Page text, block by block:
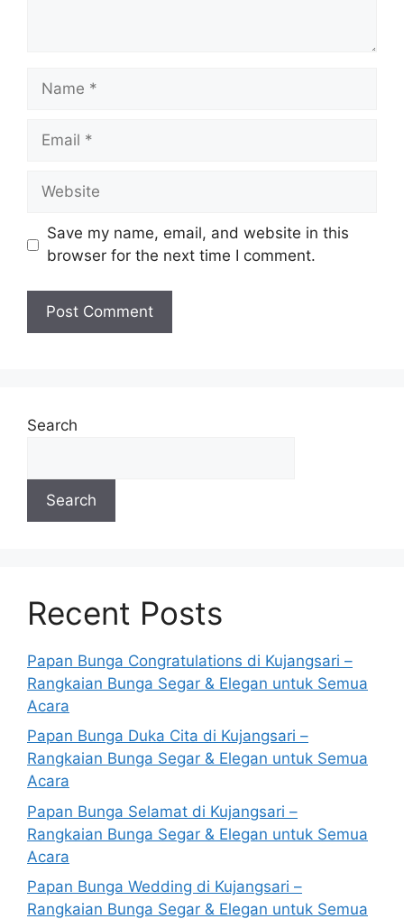
Save my name, email, and website in this
browser for the next time I comment.
Search
Search
Recent Posts
Papan Bunga Congratulations di Kujangsari –
Rangkaian Bunga Segar & Elegan untuk Semua
Acara
Papan Bunga Duka Cita di Kujangsari –
Rangkaian Bunga Segar & Elegan untuk Semua
Acara
Papan Bunga Selamat di Kujangsari –
Rangkaian Bunga Segar & Elegan untuk Semua
Acara
Papan Bunga Wedding di Kujangsari –
Rangkaian Bunga Segar & Elegan untuk Semua